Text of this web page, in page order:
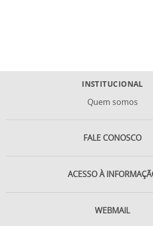
INSTITUCIONAL
Quem somos
FALE CONOSCO
ACESSO À
WEBMAIL